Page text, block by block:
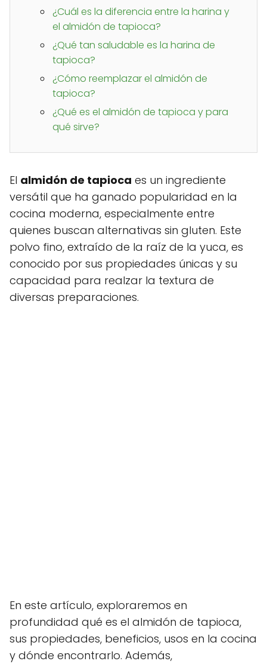
¿Cuál es la diferencia entre la harina y
el almidón de tapioca?
¿Qué tan saludable es la harina de
tapioca?
¿Cómo reemplazar el almidón de
tapioca?
¿Qué es el almidón de tapioca y para
qué sirve?
El almidón de tapioca es un ingrediente
versátil que ha ganado popularidad en la
cocina moderna, especialmente entre
quienes buscan alternativas sin gluten. Este
polvo fino, extraído de la raíz de la yuca, es
conocido por sus propiedades únicas y su
capacidad para realzar la textura de
diversas preparaciones.
En este artículo, exploraremos en
profundidad qué es el almidón de tapioca,
sus propiedades, beneficios, usos en la cocina
y dónde encontrarlo. Además,